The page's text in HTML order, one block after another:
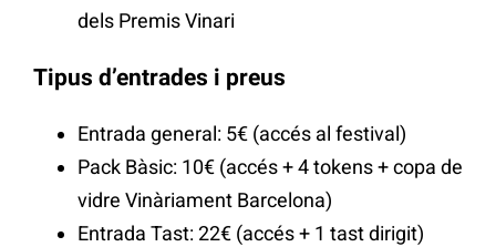
dels Premis Vinari
Tipus d’entrades i preus
Entrada general: 5€ (accés al festival)
Pack Bàsic: 10€ (accés + 4 tokens + copa de
vidre Vinàriament Barcelona)
Entrada Tast: 22€ (accés + 1 tast dirigit)